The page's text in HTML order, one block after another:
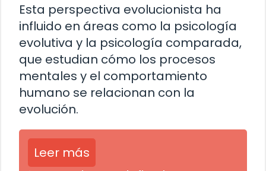
Esta perspectiva evolucionista ha
influido en áreas como la psicología
evolutiva y la psicología comparada,
que estudian cómo los procesos
mentales y el comportamiento
humano se relacionan con la
evolución.
Leer más